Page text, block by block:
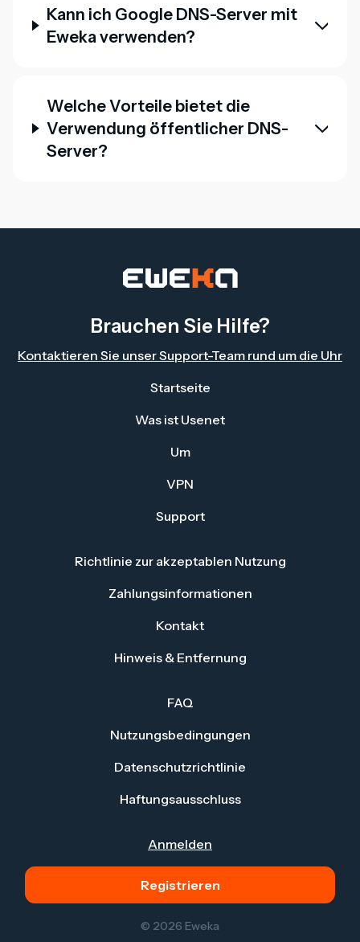
Kann ich Google DNS-Server mit
Eweka verwenden?
Welche Vorteile bietet die
Verwendung öffentlicher DNS-
Server?
Brauchen Sie Hilfe?
Kontaktieren Sie unser Support-Team rund um die Uhr
Startseite
Was ist Usenet
Um
VPN
Support
Richtlinie zur akzeptablen Nutzung
Zahlungsinformationen
Kontakt
Hinweis & Entfernung
FAQ
Nutzungsbedingungen
Datenschutzrichtlinie
Haftungsausschluss
Anmelden
Registrieren
© 2026 Eweka